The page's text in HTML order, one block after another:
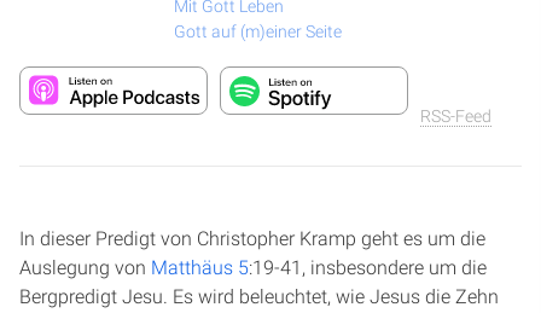
Mit Gott Leben
Gott auf (m)einer Seite
RSS-Feed
In dieser Predigt von Christopher Kramp geht es um die
Auslegung von Matthäus 5:19-41, insbesondere um die
Bergpredigt Jesu. Es wird beleuchtet, wie Jesus die Zehn